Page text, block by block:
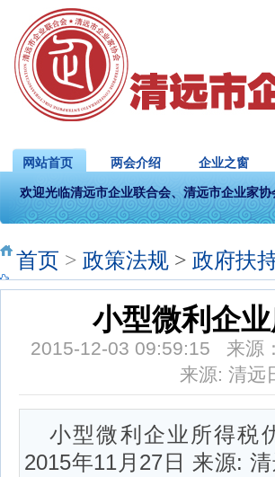
网站首页 两会介绍 企业之窗
欢迎光临清远市企业联合会、清远市企业家协
首页 > 政策法规 > 政府扶
小型微利企
2015-12-03 09:59:15 来源
来源: 清远
小型微利企业所得税
2015年11月27日 来源: